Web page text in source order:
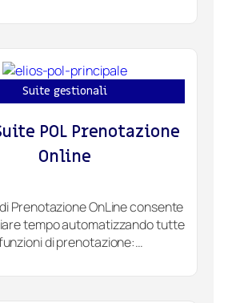
Suite gestionali
POL Prenotazione
Online
Prenotazione OnLine consente
tempo automatizzando tutte
di prenotazione:…